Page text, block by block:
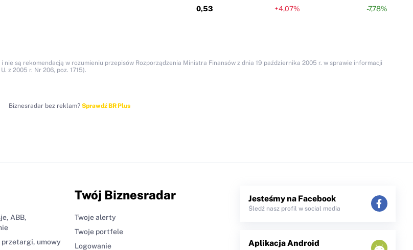
0,53 +4,07% -7,78%
są rekomendacją w rozumieniu przepisów Rozporządzenia Ministra Finansów z dnia 19 października 2005 r. w sprawie informacji
z 2005 r. Nr 206, poz. 1715).
Biznesradar bez reklam? Sprawdź BR Plus
ABB,
umowy
Twój Biznesradar
Twoje alerty
Twoje portfele
Logowanie
Jesteśmy na Facebook
Śledź nasz profil w social media
Aplikacja Android